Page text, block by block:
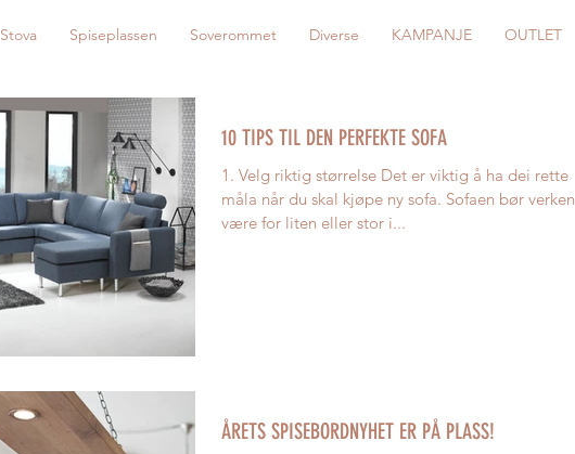
Stova Spiseplassen Soverommet Diverse KAMPANJE OUTLET
10 TIPS TIL DEN PERFEKTE SOFA
1. Velg riktig størrelse Det er viktig å ha dei rette
måla når du skal kjøpe ny sofa. Sofaen bør verken
være for liten eller stor i...
ÅRETS SPISEBORDNYHET ER PÅ PLASS!